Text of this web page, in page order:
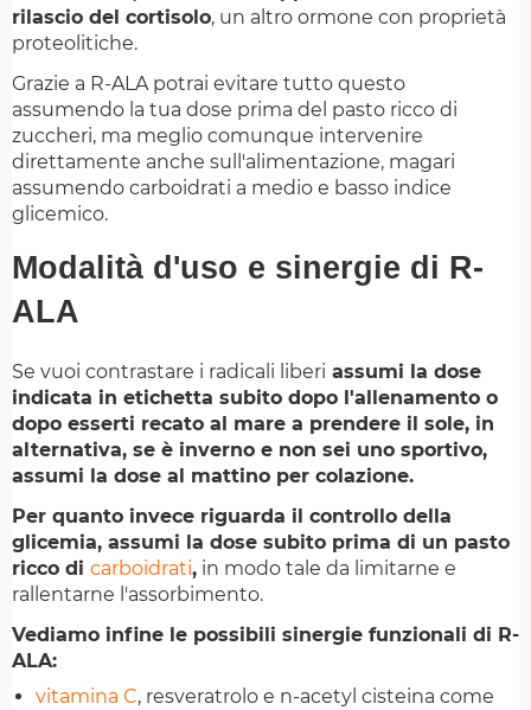
rilascio del cortisolo, un altro ormone con proprietà
proteolitiche.
Grazie a R-ALA potrai evitare tutto questo
assumendo la tua dose prima del pasto ricco di
zuccheri, ma meglio comunque intervenire
direttamente anche sull'alimentazione, magari
assumendo carboidrati a medio e basso indice
glicemico.
Modalità d'uso e sinergie di R-
ALA
Se vuoi contrastare i radicali liberi assumi la dose
indicata in etichetta subito dopo l'allenamento o
dopo esserti recato al mare a prendere il sole, in
alternativa, se è inverno e non sei uno sportivo,
assumi la dose al mattino per colazione.
Per quanto invece riguarda il controllo della
glicemia, assumi la dose subito prima di un pasto
ricco di carboidrati, in modo tale da limitarne e
rallentarne l'assorbimento.
Vediamo infine le possibili sinergie funzionali di R-
ALA:
vitamina C, resveratrolo e n-acetyl cisteina come